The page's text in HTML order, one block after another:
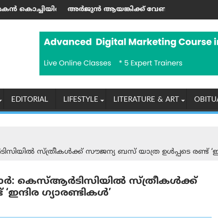
കായലിൽ ഹൗസ്ബോട്ട് സവാരി ആസ്വദിച്ചു
ആയങ്കിക്ക് വേണ്ടി ക്രൗഡ് ഫണ്ടിംഗ് നടത്തി;
EDITORIAL LIFESTYLE LITERATURE & ART
സ്ത്രീകൾക്ക് സൗജന്യ ബസ് യാത്ര ഉൾപ്പടെ രണ്ട്
കെസ്‌ആര്‍‌ടി‌സിയില്‍ സ്ത്രീകൾക്ക്
ഗ്യാരണ്ടികൾ’